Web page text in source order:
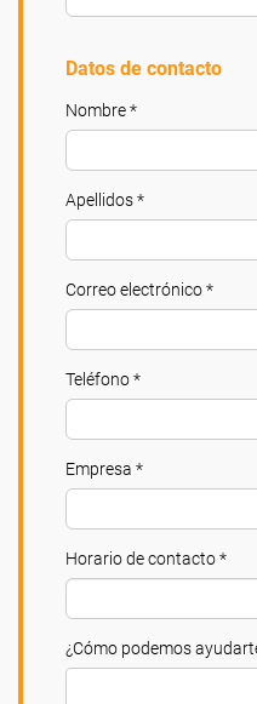
Datos de contacto
Nombre *
Apellidos *
Correo electrónico *
Teléfono *
Empresa *
Horario de contacto *
¿Cómo podemos